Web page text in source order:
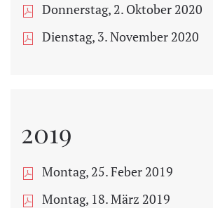
Donnerstag, 2. Oktober 2020
Dienstag, 3. November 2020
2019
Montag, 25. Feber 2019
Montag, 18. März 2019